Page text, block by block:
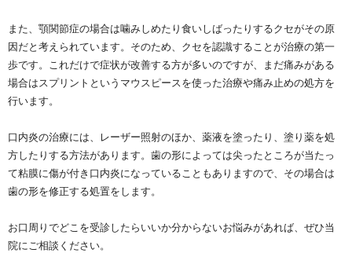
また、顎関節症の場合は噛みしめたり食いしばったりするクセがその原
因だと考えられています。そのため、クセを認識することが治療の第一
歩です。これだけで症状が改善する方が多いのですが、まだ痛みがある
場合はスプリントというマウスピースを使った治療や痛み止めの処方を
行います。
口内炎の治療には、レーザー照射のほか、薬液を塗ったり、塗り薬を処
方したりする方法があります。歯の形によっては尖ったところが当たっ
て粘膜に傷が付き口内炎になっていることもありますので、その場合は
歯の形を修正する処置をします。
お口周りでどこを受診したらいいか分からないお悩みがあれば、ぜひ当
院にご相談ください。